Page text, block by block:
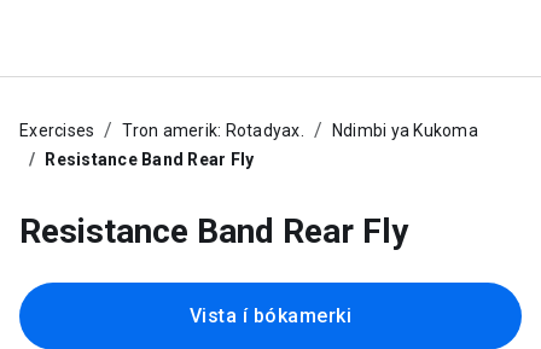
Exercises Tron amerik: Rotadyax.
Ndimbi ya Kukoma
Resistance Band Rear Fly
Resistance Band Rear Fly
Vista í bókamerki